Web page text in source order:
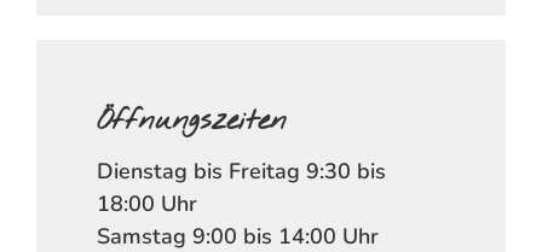
Öffnungszeiten
Dienstag bis Freitag 9:30 bis
18:00 Uhr
Samstag 9:00 bis 14:00 Uhr